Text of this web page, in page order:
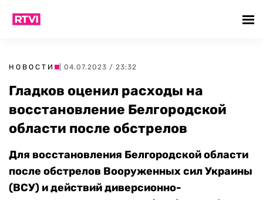
НОВОСТИ | 04.07.2023 / 23:32
Гладков оценил расходы на
восстановление Белгородской
области после обстрелов
Для восстановления Белгородской области
после обстрелов Вооруженных сил Украины
(ВСУ) и действий диверсионно-